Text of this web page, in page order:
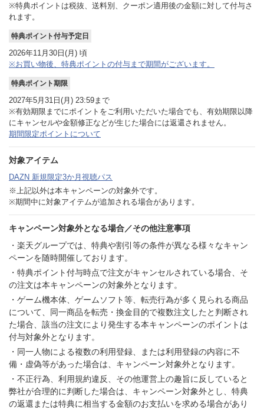
５．「月間プラン」を選択し「次へ」を押下
※プランのご選択が必要となりますが、こちらは
コードの視聴期間が終了後に適用となるプランで
す。適用いただくコードの視聴期間中、お支払い
５．契約プランを選択します。
「月間プラン」を選択し、「次へ」を押下
※プランのご選択が必要となりますが、こちらはコ
ードの視聴期間が終了後に適用となるプランで
す。適用いただくコードの視聴期間中、お支払い
は発生いたしません。
６．お支払方法を選択します。
※特典ポイントは税抜、送料別、クーポン適用後の金額に対して付与さ
れます。
特典ポイント付与予定日
2026年11月30日(月) 頃
※お買い物後、特典ポイントの付与まで期間がございます。
特典ポイント期限
2027年5月31日(月) 23:59まで
※有効期限までにポイントをご利用いただいた場合でも、有効期限以降
にキャンセルや金額修正などが生じた場合には返還されません。
期間限定ポイントについて
対象アイテム
DAZN 新規限定3か月視聴パス
※上記以外は本キャンペーンの対象外です。
※期間中に対象アイテムが追加される場合があります。
キャンペーン対象外となる場合／その他注意事項
・楽天グループでは、特典や割引等の条件が異なる様々なキャン
ペーンを随時開催しております。
・特典ポイント付与時点で注文がキャンセルされている場合、そ
の注文は本キャンペーンの対象外となります。
・ゲーム機本体、ゲームソフト等、転売行為が多く見られる商品
について、同一商品を転売・換金目的で複数注文したと判断され
た場合、該当の注文により発生する本キャンペーンのポイントは
付与対象外となります。
・同一人物による複数の利用登録、または利用登録の内容に不
備・虚偽等があった場合は、キャンペーン対象外となります。
・不正行為、利用規約違反、その他運営上の趣旨に反していると
弊社が合理的に判断した場合は、キャンペーン対象外とし、特典
の返還または特典に相当する金額のお支払いを求める場合があり